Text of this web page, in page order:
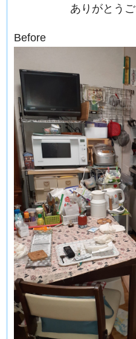
ありがとう
Before